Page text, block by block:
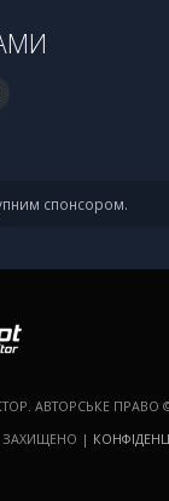
спонсором.
АВТОРСЬКЕ ПРАВО
ЗАХИЩЕНО |